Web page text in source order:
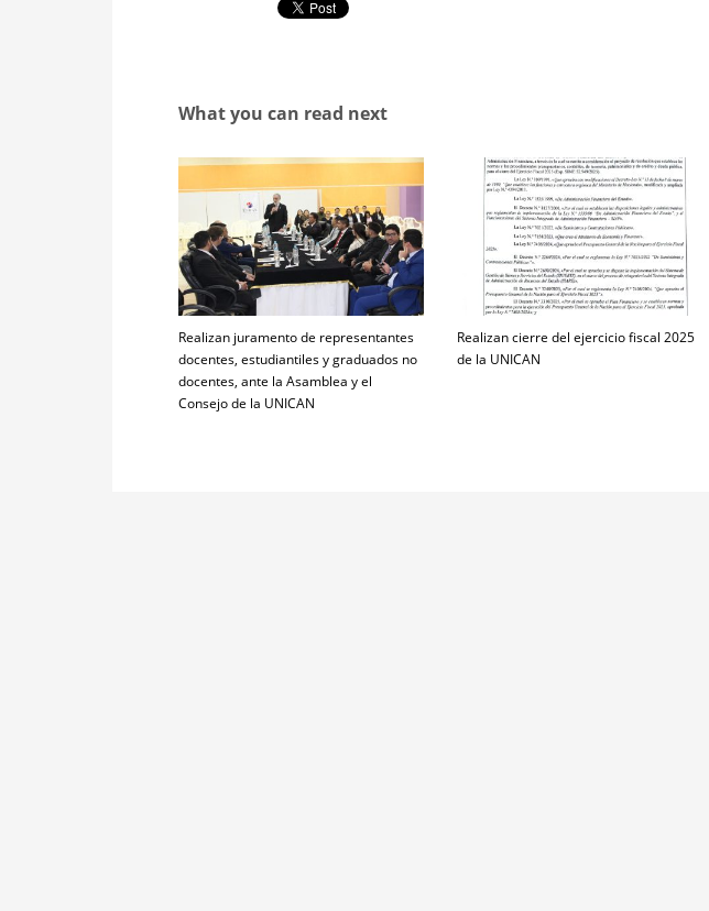
What you can read next
Realizan juramento de representantes
docentes, estudiantiles y graduados no
docentes, ante la Asamblea y el
Consejo de la UNICAN
Realizan cierre del ejercicio fiscal 2025
de la UNICAN